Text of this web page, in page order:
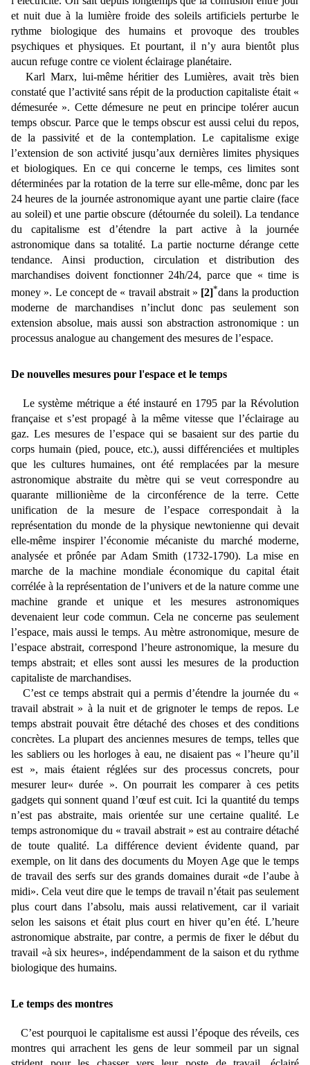
et nuit due à la lumière froide des soleils artificiels perturbe le
rythme biologique des humains et provoque des troubles
psychiques et physiques. Et pourtant, il n’y aura bientôt plus
aucun refuge contre ce violent éclairage planétaire.
Karl Marx, lui-même héritier des Lumières, avait très bien
constaté que l’activité sans répit de la production capitaliste était «
démesurée ». Cette démesure ne peut en principe tolérer aucun
temps obscur. Parce que le temps obscur est aussi celui du repos,
de la passivité et de la contemplation. Le capitalisme exige
l’extension de son activité jusqu’aux dernières limites physiques
et biologiques. En ce qui concerne le temps, ces limites sont
déterminées par la rotation de la terre sur elle-même, donc par les
24 heures de la journée astronomique ayant une partie claire (face
au soleil) et une partie obscure (détournée du soleil). La tendance
du capitalisme est d’étendre la part active à la journée
astronomique dans sa totalité. La partie nocturne dérange cette
tendance. Ainsi production, circulation et distribution des
marchandises doivent fonctionner 24h/24, parce que « time is
money ». Le concept de « travail abstrait » [2]*dans la production
moderne de marchandises n’inclut donc pas seulement son
extension absolue, mais aussi son abstraction astronomique : un
processus analogue au changement des mesures de l’espace.
De nouvelles mesures pour l'espace et le temps
Le système métrique a été instauré en 1795 par la Révolution
française et s’est propagé à la même vitesse que l’éclairage au
gaz. Les mesures de l’espace qui se basaient sur des partie du
corps humain (pied, pouce, etc.), aussi différenciées et multiples
que les cultures humaines, ont été remplacées par la mesure
astronomique abstraite du mètre qui se veut correspondre au
quarante millionième de la circonférence de la terre. Cette
unification de la mesure de l’espace correspondait à la
représentation du monde de la physique newtonienne qui devait
elle-même inspirer l’économie mécaniste du marché moderne,
analysée et prônée par Adam Smith (1732-1790). La mise en
marche de la machine mondiale économique du capital était
corrélée à la représentation de l’univers et de la nature comme une
machine grande et unique et les mesures astronomiques
devenaient leur code commun. Cela ne concerne pas seulement
l’espace, mais aussi le temps. Au mètre astronomique, mesure de
l’espace abstrait, correspond l’heure astronomique, la mesure du
temps abstrait; et elles sont aussi les mesures de la production
capitaliste de marchandises.
C’est ce temps abstrait qui a permis d’étendre la journée du «
travail abstrait » à la nuit et de grignoter le temps de repos. Le
temps abstrait pouvait être détaché des choses et des conditions
concrètes. La plupart des anciennes mesures de temps, telles que
les sabliers ou les horloges à eau, ne disaient pas « l’heure qu’il
est », mais étaient réglées sur des processus concrets, pour
mesurer leur« durée ». On pourrait les comparer à ces petits
gadgets qui sonnent quand l’œuf est cuit. Ici la quantité du temps
n’est pas abstraite, mais orientée sur une certaine qualité. Le
temps astronomique du « travail abstrait » est au contraire détaché
de toute qualité. La différence devient évidente quand, par
exemple, on lit dans des documents du Moyen Age que le temps
de travail des serfs sur des grands domaines durait «de l’aube à
midi». Cela veut dire que le temps de travail n’était pas seulement
plus court dans l’absolu, mais aussi relativement, car il variait
selon les saisons et était plus court en hiver qu’en été. L’heure
astronomique abstraite, par contre, a permis de fixer le début du
travail «à six heures», indépendamment de la saison et du rythme
biologique des humains.
Le temps des montres
C’est pourquoi le capitalisme est aussi l’époque des réveils, ces
montres qui arrachent les gens de leur sommeil par un signal